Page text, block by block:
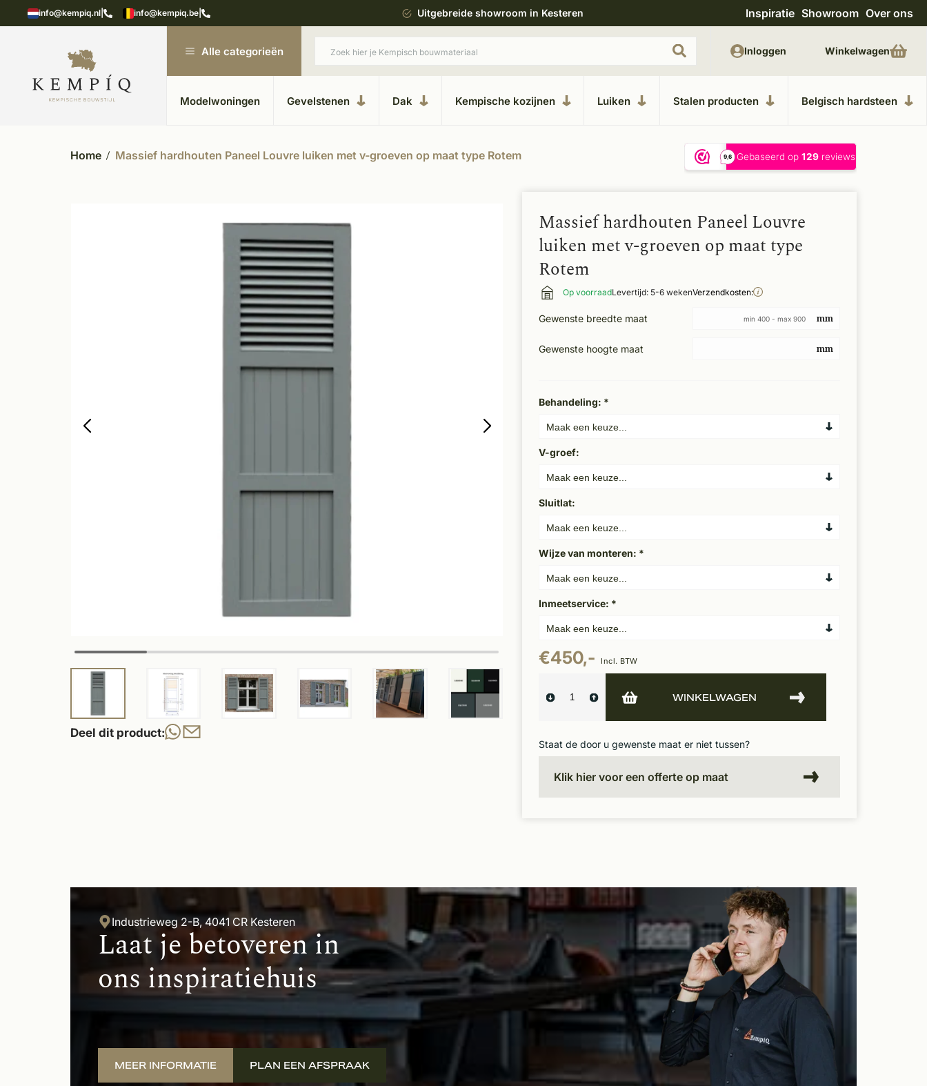
info@kempiq.nl info@kempiq.be
in kempische bouwstijl Meer dan 20 jaar ervaring Uitgebreide showroom in Kesteren Unieke materialen in kempische bouwstijl
Inspiratie Showroom Over ons
Alle categorieën
Modelwoningen Gevelstenen Dak Kempische kozijnen Luiken Stalen producten Belgisch hardsteen
Inloggen Winkelwagen
Home Massief hardhouten Paneel Louvre luiken met v-groeven op maat type Rotem
Deel dit product:
Massief hardhouten Paneel Louvre
luiken met v-groeven op maat type
Rotem
Op voorraadLevertijd: 5-6 wekenVerzendkosten:
Gewenste breedte maat min 400 - max 900
Gewenste hoogte maat
Behandeling: *
V-groef:
Sluitlat:
Wijze van monteren: *
Inmeetservice: *
€450,- Incl. BTW
WINKELWAGEN
Staat de door u gewenste maat er niet tussen?
Klik hier voor een offerte op maat
Industrieweg 2-B, 4041 CR Kesteren
Laat je betoveren in
ons inspiratiehuis
MEER INFORMATIE PLAN EEN AFSPRAAK